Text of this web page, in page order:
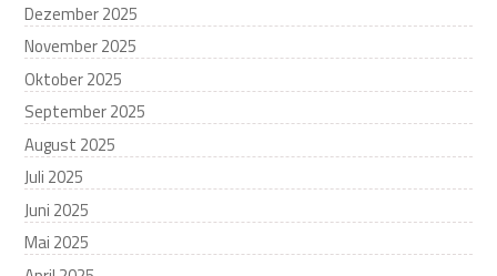
Dezember 2025
November 2025
Oktober 2025
September 2025
August 2025
Juli 2025
Juni 2025
Mai 2025